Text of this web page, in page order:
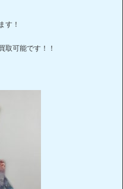
す！
取可能です！！